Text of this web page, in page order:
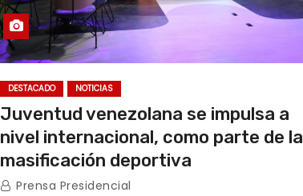
DESTACADO NOTICIAS
Juventud venezolana se impulsa a
nivel internacional, como parte de la
masificación deportiva
Prensa Presidencial